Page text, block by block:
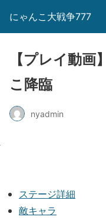
にゃんこ大戦争777
【プレイ動
こ降臨
nyadmin
ステージ詳細
敵キャラ